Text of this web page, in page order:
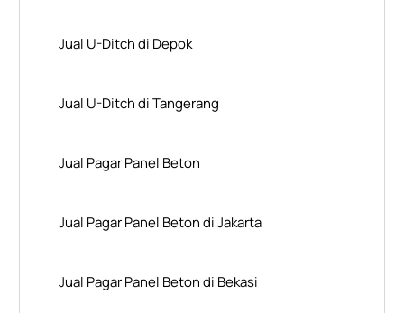
Jual U-Ditch di Depok
Jual U-Ditch di Tangerang
Jual Pagar Panel Beton
Jual Pagar Panel Beton di Jakarta
Jual Pagar Panel Beton di Bekasi